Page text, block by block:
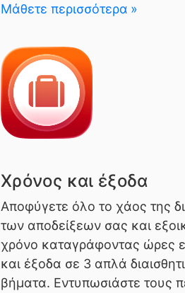
Μάθετε περισσότερα
Χρόνος και έξοδα
Αποφύγετε όλο το χάος της
των αποδείξεων σας και
χρόνο καταγράφοντας ώρες
και έξοδα σε 3 απλά
βήματα. Εντυπωσιάστε τους